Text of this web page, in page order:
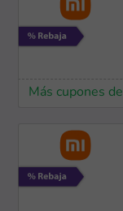
Más cupones